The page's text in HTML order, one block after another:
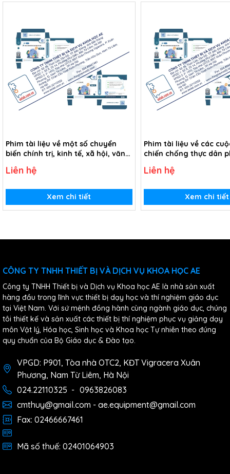
Phim tài liệu về một số chuyển
biến chính trị, kinh tế, xã hội, văn
thế kỉ XIX (USB Video)
Liên hệ
Xem chi tiết
Phim tài liệu về các
chiến chống thực dân
Á từ thế kỉ XVI đến thế
Liên hệ
Xem chi tiết
CÔNG TY TNHH THIẾT BỊ VÀ DỊCH VỤ KHOA HỌC AE
Công ty TNHH Thiết bị và Dịch vụ Khoa học AE là nhà sản xuất
hàng đầu trong lĩnh vực thiết bị dạy học và thí nghiệm giáo dục
tại Việt Nam. Với sứ mệnh đồng hành cùng ngành giáo dục, chúng
tôi thiết kế và sản xuất các thiết bị thí nghiệm phục vụ giảng dạy
môn Vật lý, Hóa học, Sinh học và Khoa học Tự nhiên theo đúng
quy chuẩn của Bộ Giáo dục & Đào tạo.
VPGD: P901, Tòa nhà OTC2, KĐT Vigracera Xuân
Phương, Nam Từ Liêm, Hà Nội
024.22110325 - 0963826083
cmthuy@gmail.com - ae.equipment@gmail.com
Fax: 02466667461
Mã số thuế: 02401064903